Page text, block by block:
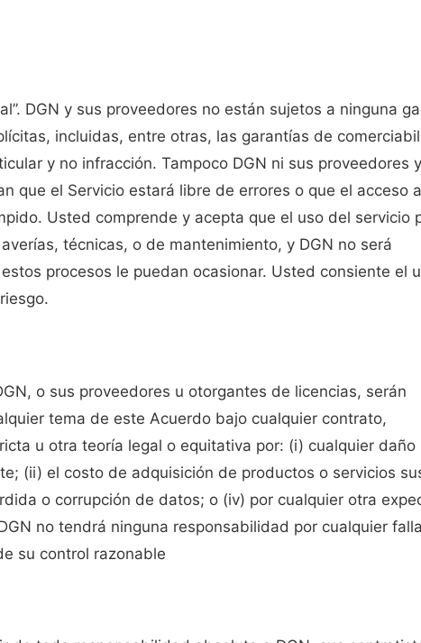
DGN y sus proveedores no están sujetos a ninguna
incluidas, entre otras, las garantías de
y no infracción. Tampoco DGN ni sus proveedores y
que el Servicio estará libre de errores o que el acceso
Usted comprende y acepta que el uso del servicio
técnicas, o de mantenimiento, y DGN no será
procesos le puedan ocasionar. Usted consiente el
o sus proveedores u otorgantes de licencias, serán
tema de este Acuerdo bajo cualquier contrato,
u otra teoría legal o equitativa por: (i) cualquier daño
(ii) el costo de adquisición de productos o servicios
o corrupción de datos; o (iv) por cualquier otra
no tendrá ninguna responsabilidad por cualquier
su control razonable